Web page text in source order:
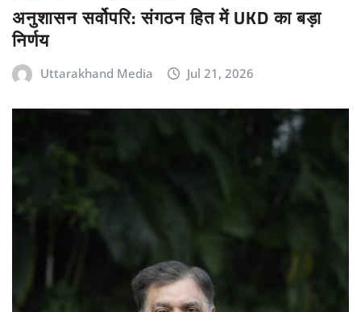
अनुशासन सर्वोपरि: संगठन हित में UKD का बड़ा
निर्णय
Uttarakhand Media Jul 21, 2026